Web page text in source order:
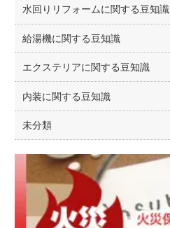
水回りリフォームに関する豆知識
給湯機に関する豆知識
エクステリアに関する豆知識
内装に関する豆知識
未分類